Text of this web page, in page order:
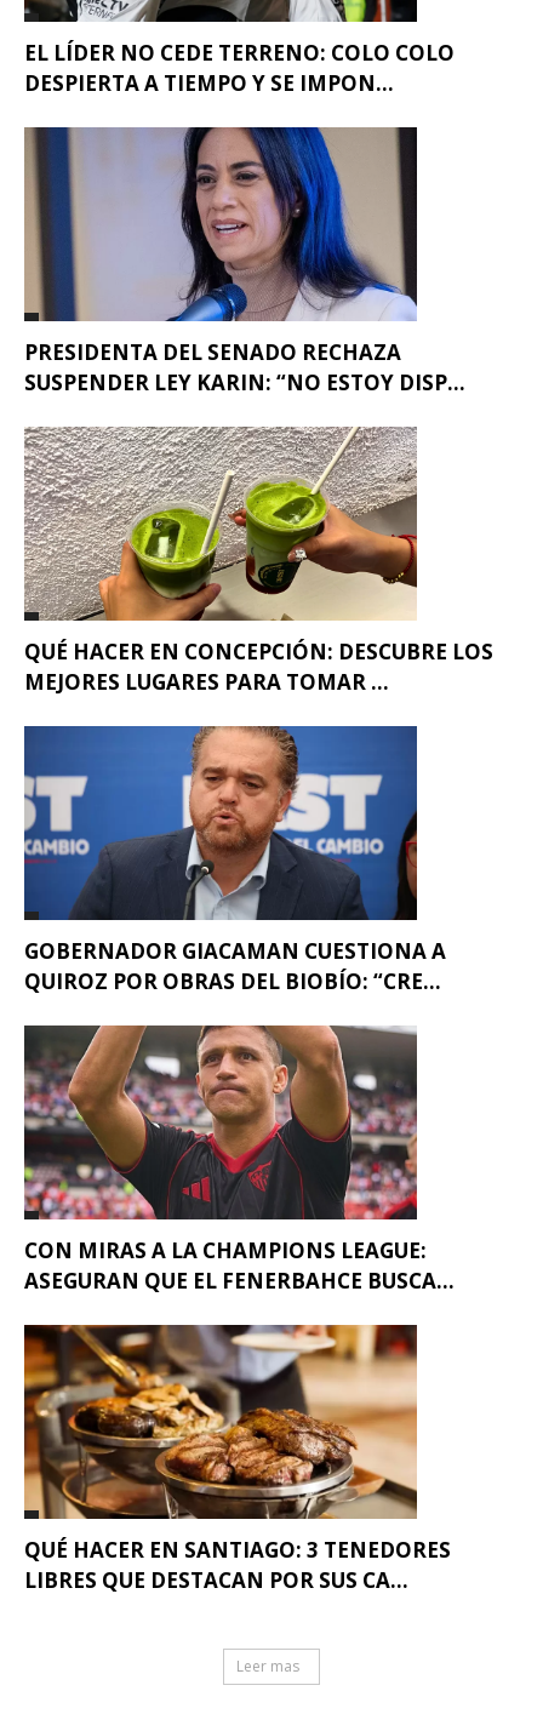
EL LÍDER NO CEDE TERRENO: COLO COLO
DESPIERTA A TIEMPO Y SE IMPON...
PRESIDENTA DEL SENADO RECHAZA
SUSPENDER LEY KARIN: “NO ESTOY DISP...
QUÉ HACER EN CONCEPCIÓN: DESCUBRE LOS
MEJORES LUGARES PARA TOMAR ...
GOBERNADOR GIACAMAN CUESTIONA A
QUIROZ POR OBRAS DEL BIOBÍO: “CRE...
CON MIRAS A LA CHAMPIONS LEAGUE:
ASEGURAN QUE EL FENERBAHCE BUSCA...
QUÉ HACER EN SANTIAGO: 3 TENEDORES
LIBRES QUE DESTACAN POR SUS CA...
Leer mas